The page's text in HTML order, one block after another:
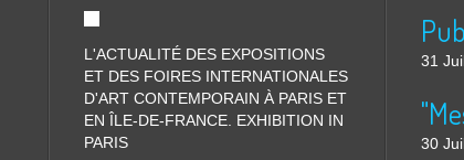
L'ACTUALITÉ DES EXPOSITIONS
ET DES FOIRES INTERNATIONALES
D'ART CONTEMPORAIN À PARIS ET
EN ÎLE-DE-FRANCE. EXHIBITION IN
PARIS
31
30